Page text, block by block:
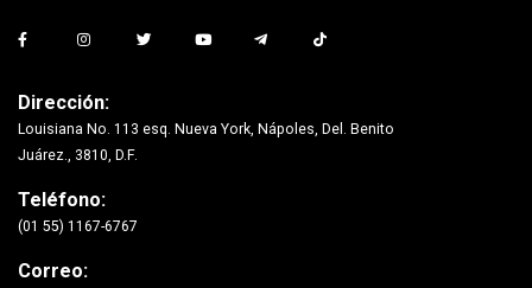
Dirección:
Louisiana No. 113 esq. Nueva York, Nápoles, Del. Benito
Juárez., 3810, D.F.
Teléfono:
(01 55) 1167-6767
Correo: